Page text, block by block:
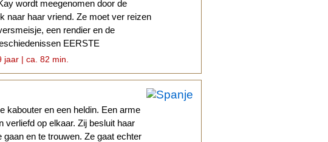
wordt meegenomen door de
naar haar vriend. Ze moet ver reizen
een rendier en de
EERSTE
| ca. 82 min.
kabouter en een heldin. Een arme
verliefd op elkaar. Zij besluit haar
en te trouwen. Ze gaat echter